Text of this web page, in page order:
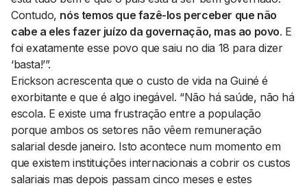
Contudo, nós temos que fazê-los perceber que não
cabe a eles fazer juízo da governação, mas ao povo. E
foi exatamente esse povo que saiu no dia 18 para dizer
‘basta!’”.
Erickson acrescenta que o custo de vida na Guiné é
exorbitante e que é algo inegável. “Não há saúde, não há
escola. E existe uma frustração entre a população
porque ambos os setores não vêem remuneração
salarial desde janeiro. Isto acontece num momento em
que existem instituições internacionais a cobrir os custos
salariais mas depois passam cinco meses e estes